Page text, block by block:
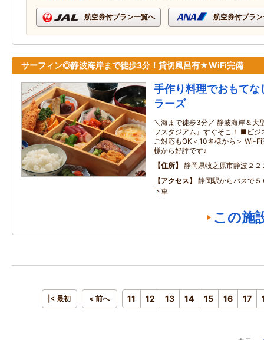
航空券付プラン一覧へ 航空券付プラ
サーフィン◎静波海岸まで徒歩3分！貸切風呂有★WiFi完備
手作り料理でおもてな
ラーズ
＼海まで徒歩3分／ 静波海岸＆大
フスタジアム』すぐそこ！ ■ビ
ご対応もOK＜10名様から＞ Wi-
様から好評です♪
住所
静岡県牧之原市静波２２
アクセス
静岡駅からバスで
下車
この施
|< 最初 < 前へ 11 12 13 14 15 16 17